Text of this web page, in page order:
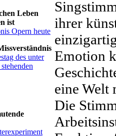
Leben
ist
Opern heute
des unter
ihrer
Emotion
eine Welt
Die